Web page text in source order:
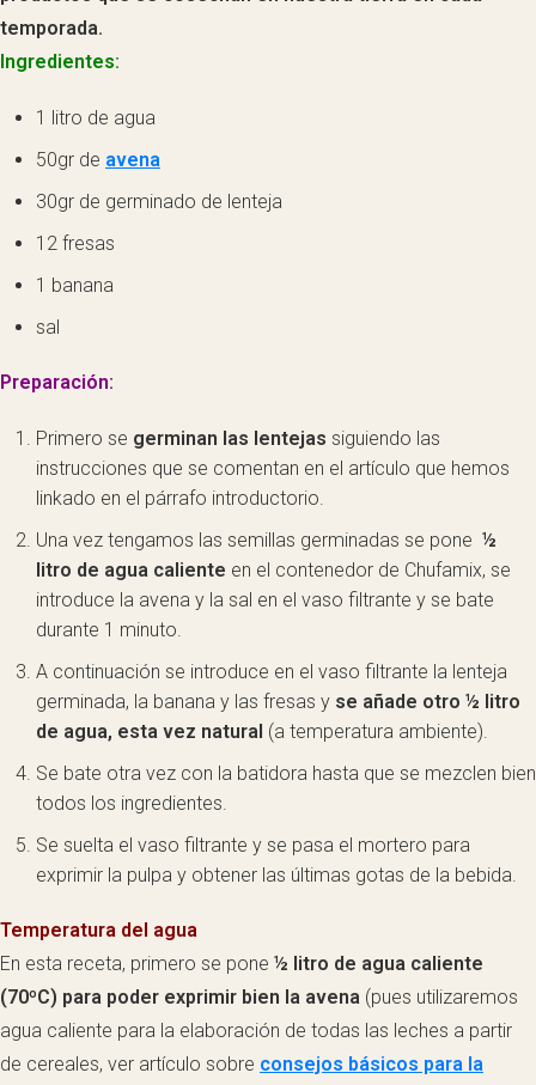
temporada.
Ingredientes:
1 litro de agua
50gr de avena
30gr de germinado de lenteja
12 fresas
1 banana
sal
Preparación:
Primero se germinan las lentejas siguiendo las
instrucciones que se comentan en el artículo que hemos
linkado en el párrafo introductorio.
Una vez tengamos las semillas germinadas se pone ½
litro de agua caliente en el contenedor de Chufamix, se
introduce la avena y la sal en el vaso filtrante y se bate
durante 1 minuto.
A continuación se introduce en el vaso filtrante la lenteja
germinada, la banana y las fresas y se añade otro ½ litro
de agua, esta vez natural (a temperatura ambiente).
Se bate otra vez con la batidora hasta que se mezclen bien
todos los ingredientes.
Se suelta el vaso filtrante y se pasa el mortero para
exprimir la pulpa y obtener las últimas gotas de la bebida.
Temperatura del agua
En esta receta, primero se pone ½ litro de agua caliente
(70ºC) para poder exprimir bien la avena (pues utilizaremos
agua caliente para la elaboración de todas las leches a partir
de cereales, ver artículo sobre consejos básicos para la